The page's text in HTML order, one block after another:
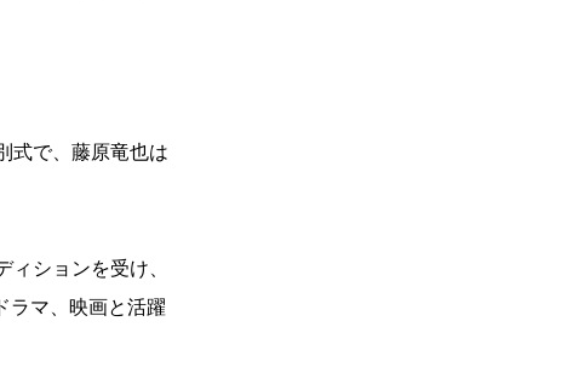
式で、藤原竜也は
ションを受け、
ラマ、映画と活躍